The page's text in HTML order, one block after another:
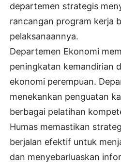
departemen strategis
rancangan program kerja
pelaksanaannya.
Departemen Ekonomi
peningkatan kemandirian
ekonomi perempuan.
menekankan penguatan
berbagai pelatihan
Humas memastikan
berjalan efektif untuk
dan menyebarluaskan